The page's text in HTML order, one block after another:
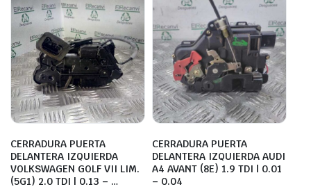
CERRADURA PUERTA
DELANTERA IZQUIERDA
VOLKSWAGEN GOLF VII LIM.
(5G1) 2.0 TDI | 0.13 – …
CERRADURA PUERTA
DELANTERA IZQUIERDA AUDI
A4 AVANT (8E) 1.9 TDI | 0.01
– 0.04